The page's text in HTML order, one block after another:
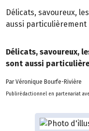
Délicats, savoureux,
aussi
Délicats, savoureux,
sont aussi
Par Véronique Bourfe-Rivière
Publirédactionnel en partenariat